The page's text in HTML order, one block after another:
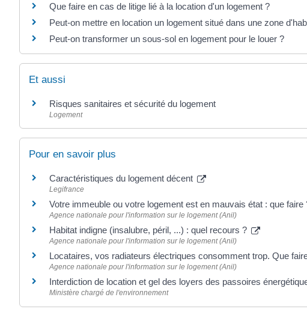
Que faire en cas de litige lié à la location d'un logement ?
Peut-on mettre en location un logement situé dans une zone
Peut-on transformer un sous-sol en logement pour le louer ?
Et aussi
Risques sanitaires et sécurité du logement
Logement
Pour en savoir plus
Caractéristiques du logement décent
Legifrance
Votre immeuble ou votre logement est en mauvais état : que faire
Agence nationale pour l'information sur le logement (Anil)
Habitat indigne (insalubre, péril, ...) : quel recours ?
Agence nationale pour l'information sur le logement (Anil)
Locataires, vos radiateurs électriques consomment trop. Que
Agence nationale pour l'information sur le logement (Anil)
Interdiction de location et gel des loyers des passoires
Ministère chargé de l'environnement